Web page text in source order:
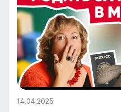
14.04.2025